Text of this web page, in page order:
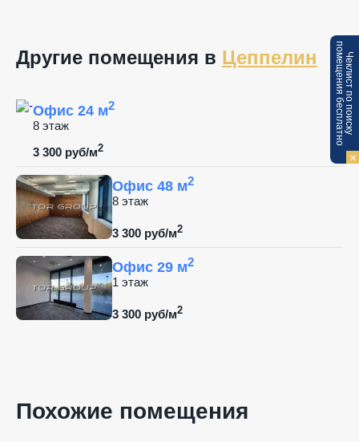
Другие помещения в Цеппелин
Офис 24 м2
8 этаж
3 300 руб/м2
Офис 48 м2
8 этаж
3 300 руб/м2
Офис 29 м2
1 этаж
3 300 руб/м2
Похожие помещения
Ч
е
к
л
и
с
т
п
о
п
о
и
с
к
у
по
м
е
щ
е
н
и
я
б
е
с
п
л
а
т
н
о
×